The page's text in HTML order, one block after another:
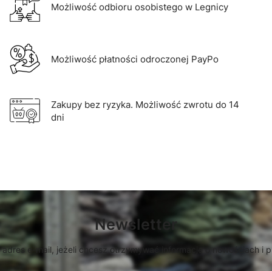
Możliwość odbioru osobistego w Legnicy
Możliwość płatności odroczonej PayPo
Zakupy bez ryzyka. Możliwość zwrotu do 14
dni
Newsletter
adres e-mail, jeżeli chcesz otrzymywać informacje o nowościach i